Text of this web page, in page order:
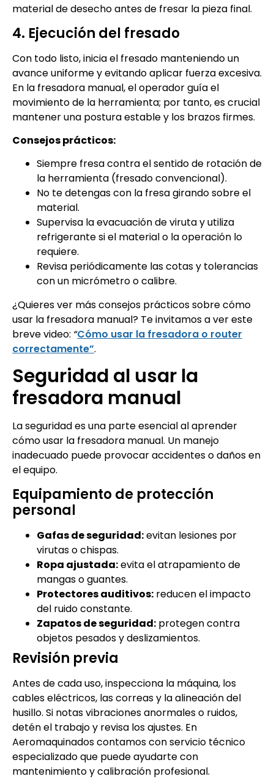
material de desecho antes de fresar la pieza final.
4. Ejecución del fresado
Con todo listo, inicia el fresado manteniendo un
avance uniforme y evitando aplicar fuerza excesiva.
En la fresadora manual, el operador guía el
movimiento de la herramienta; por tanto, es crucial
mantener una postura estable y los brazos firmes.
Consejos prácticos:
Siempre fresa contra el sentido de rotación de
la herramienta (fresado convencional).
No te detengas con la fresa girando sobre el
material.
Supervisa la evacuación de viruta y utiliza
refrigerante si el material o la operación lo
requiere.
Revisa periódicamente las cotas y tolerancias
con un micrómetro o calibre.
¿Quieres ver más consejos prácticos sobre cómo
usar la fresadora manual? Te invitamos a ver este
breve video: “Cómo usar la fresadora o router
correctamente”.
Seguridad al usar la
fresadora manual
La seguridad es una parte esencial al aprender
cómo usar la fresadora manual. Un manejo
inadecuado puede provocar accidentes o daños en
el equipo.
Equipamiento de protección
personal
Gafas de seguridad:evitan lesiones por
virutas o chispas.
Ropa ajustada:evita el atrapamiento de
mangas o guantes.
Protectores auditivos: reducen el impacto
del ruido constante.
Zapatos de seguridad: protegen contra
objetos pesados y deslizamientos.
Revisión previa
Antes de cada uso, inspecciona la máquina, los
cables eléctricos, las correas y la alineación del
husillo. Si notas vibraciones anormales o ruidos,
detén el trabajo y revisa los ajustes. En
Aeromaquinados contamos con servicio técnico
especializado que puede ayudarte con
mantenimiento y calibración profesional.